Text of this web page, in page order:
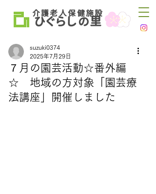
介 護 老 人 保 健 施 設
ひぐらしの里
７月の園芸活動☆番外編
☆ 地域の方対象「園芸療
法講座」開催しました
suzuki0374
2025年7月29日